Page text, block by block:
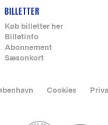
BILLETTER
Køb billetter her
Billetinfo
Abonnement
Sæsonkort
Cookies